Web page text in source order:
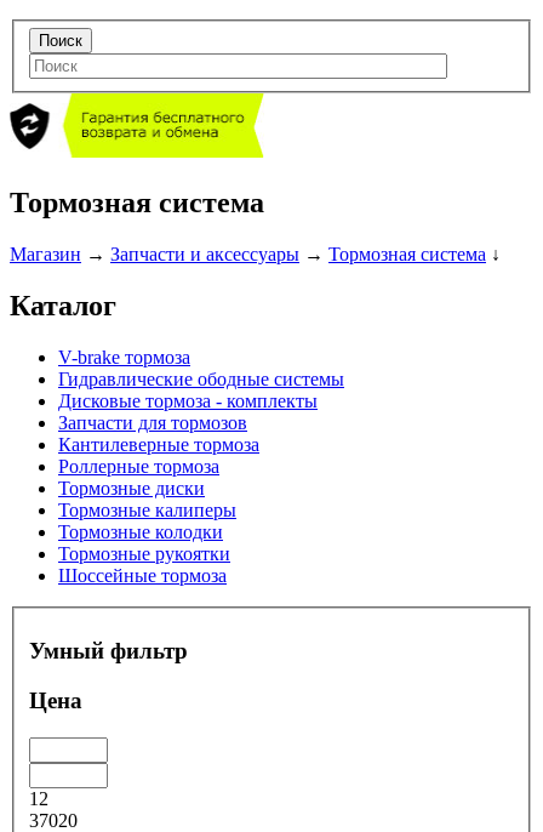
Тормозная система
Магазин → Запчасти и аксессуары → Тормозная система ↓
Каталог
V-brake тормоза
Гидравлические ободные системы
Дисковые тормоза - комплекты
Запчасти для тормозов
Кантилеверные тормоза
Роллерные тормоза
Тормозные диски
Тормозные калиперы
Тормозные колодки
Тормозные рукоятки
Шоссейные тормоза
Умный фильтр
Цена
12
37020